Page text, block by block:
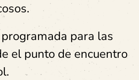
para las
el punto de encuentro